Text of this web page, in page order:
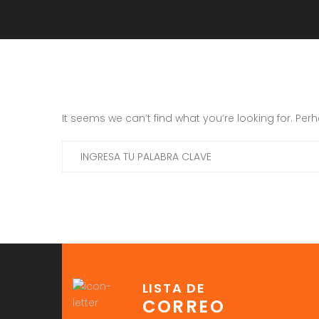
It seems we can’t find what you’re looking for.
LISTA DE
CORREO